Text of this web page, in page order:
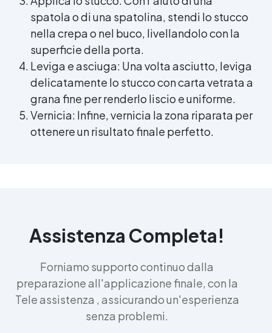
spatola o di una spatolina, stendi lo stucco
nella crepa o nel buco, livellandolo con la
superficie della porta.
Leviga e asciuga: Una volta asciutto, leviga
delicatamente lo stucco con carta vetrata a
grana fine per renderlo liscio e uniforme.
Vernicia: Infine, vernicia la zona riparata per
ottenere un risultato finale perfetto.
Assistenza Completa!
Forniamo supporto continuo dalla
preparazione all'applicazione finale, con la
Tele assistenza , assicurando un'esperienza
senza problemi.